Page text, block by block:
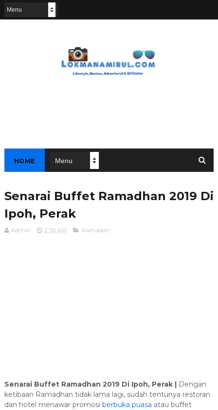
HOME
Senarai Buffet Ramadhan 2019 Di
Ipoh, Perak
Admin 2:36 AM Ramadan
Senarai Buffet Ramadhan 2019 Di Ipoh, Perak |Dengan
ketibaan Ramadhan tidak lama lagi, sudah tentunya restoran
dan hotel menawar promosi berbuka puasa atau buffet